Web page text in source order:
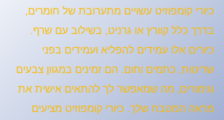
כיורי קומפוזיט עשויים מתערובת של חומרים,
בדרך כלל קוורץ או גרניט, בשילוב עם שרף.
כיורים אלו עמידים להפליא ועמידים בפני
שריטות, כתמים וחום. הם זמינים במגוון צבעים
וגימורים, מה שמאפשר לך להתאים אישית את
מראה המטבח שלך. כיורי קומפוזיט מציעים